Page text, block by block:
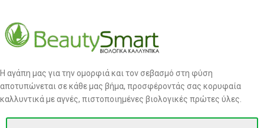
Η αγάπη μας για την ομορφιά και τον σεβασμό στη φύση
αποτυπώνεται σε κάθε μας βήμα, προσφέροντάς σας κορυφαία
καλλυντικά με αγνές, πιστοποιημένες βιολογικές πρώτες ύλες.